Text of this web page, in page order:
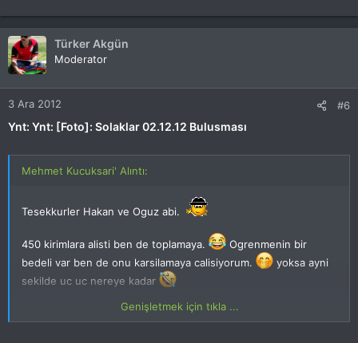
Türker Akgün
Moderator
3 Ara 2012 #6
Ynt: Ynt: [Foto]: Solaklar 02.12.12 Bulusması
Mehmet Kucuksari' Alıntı:
Tesekkurler Hakan ve Oguz abi.
450 kirimlara alisti ben de toplamaya.
Ogrenmenin bir
bedeli var ben de onu karsilamaya calisiyorum.
yoksa ayni
sekilde uc uc nereye kadar
NOT: 500 luk ise alisik degil cok sukur
Genişletmek için tıkla ...